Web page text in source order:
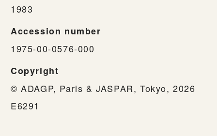
1983
Accession number
1975-00-0576-000
Copyright
© ADAGP, Paris & JASPAR, Tokyo, 2026
E6291